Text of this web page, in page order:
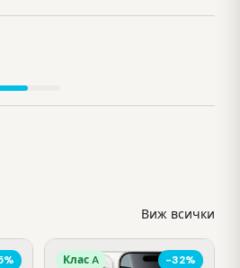
Виж всички
Клас A -32%